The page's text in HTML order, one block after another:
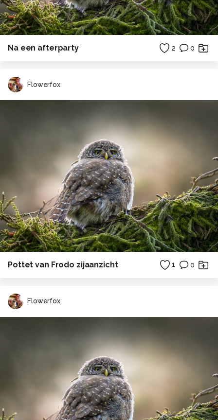
Na een afterparty 2 0
Flowerfox
Pottet van Frodo zijaanzicht 1 0
Flowerfox